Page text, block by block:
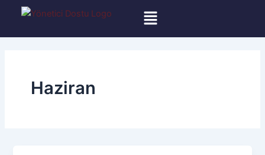
İçeriğe
Haziran